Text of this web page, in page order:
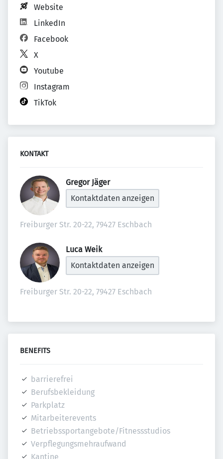
Website
LinkedIn
Facebook
X
Youtube
Instagram
TikTok
KONTAKT
Gregor Jäger
Kontaktdaten anzeigen
Freiburger Str. 20-22, 79427 Eschbach
Luca Weik
Kontaktdaten anzeigen
Freiburger Str. 20-22, 79427 Eschbach
BENEFITS
barrierefrei
Berufsbekleidung
Parkplatz
Mitarbeiterevents
Betriebssportangebote/Fitnessstudios
Verpflegungsmehraufwand
Kantine